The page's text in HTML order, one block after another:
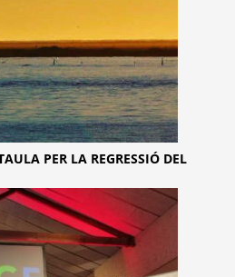
PER LA REGRESSIÓ DEL